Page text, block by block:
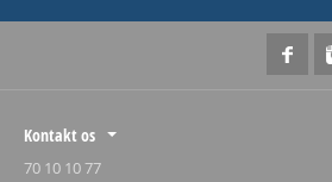
Kontakt os
70 10 10 77